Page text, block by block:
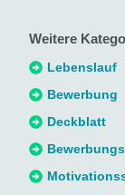
e
n
n
a
c
Weitere
Lebenslauf
Bewerbung
Deckblatt